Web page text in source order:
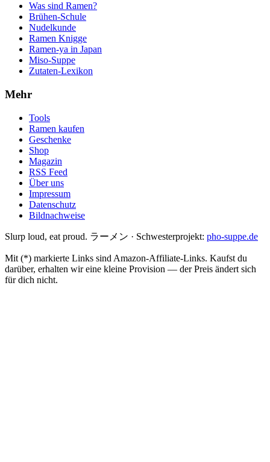
Was sind Ramen?
Brühen-Schule
Nudelkunde
Ramen Knigge
Ramen-ya in Japan
Miso-Suppe
Zutaten-Lexikon
Mehr
Tools
Ramen kaufen
Geschenke
Shop
Magazin
RSS Feed
Über uns
Impressum
Datenschutz
Bildnachweise
Slurp loud, eat proud. ラーメン · Schwesterprojekt: pho-suppe.de
Mit (*) markierte Links sind Amazon-Affiliate-Links. Kaufst du
darüber, erhalten wir eine kleine Provision — der Preis ändert sich
für dich nicht.